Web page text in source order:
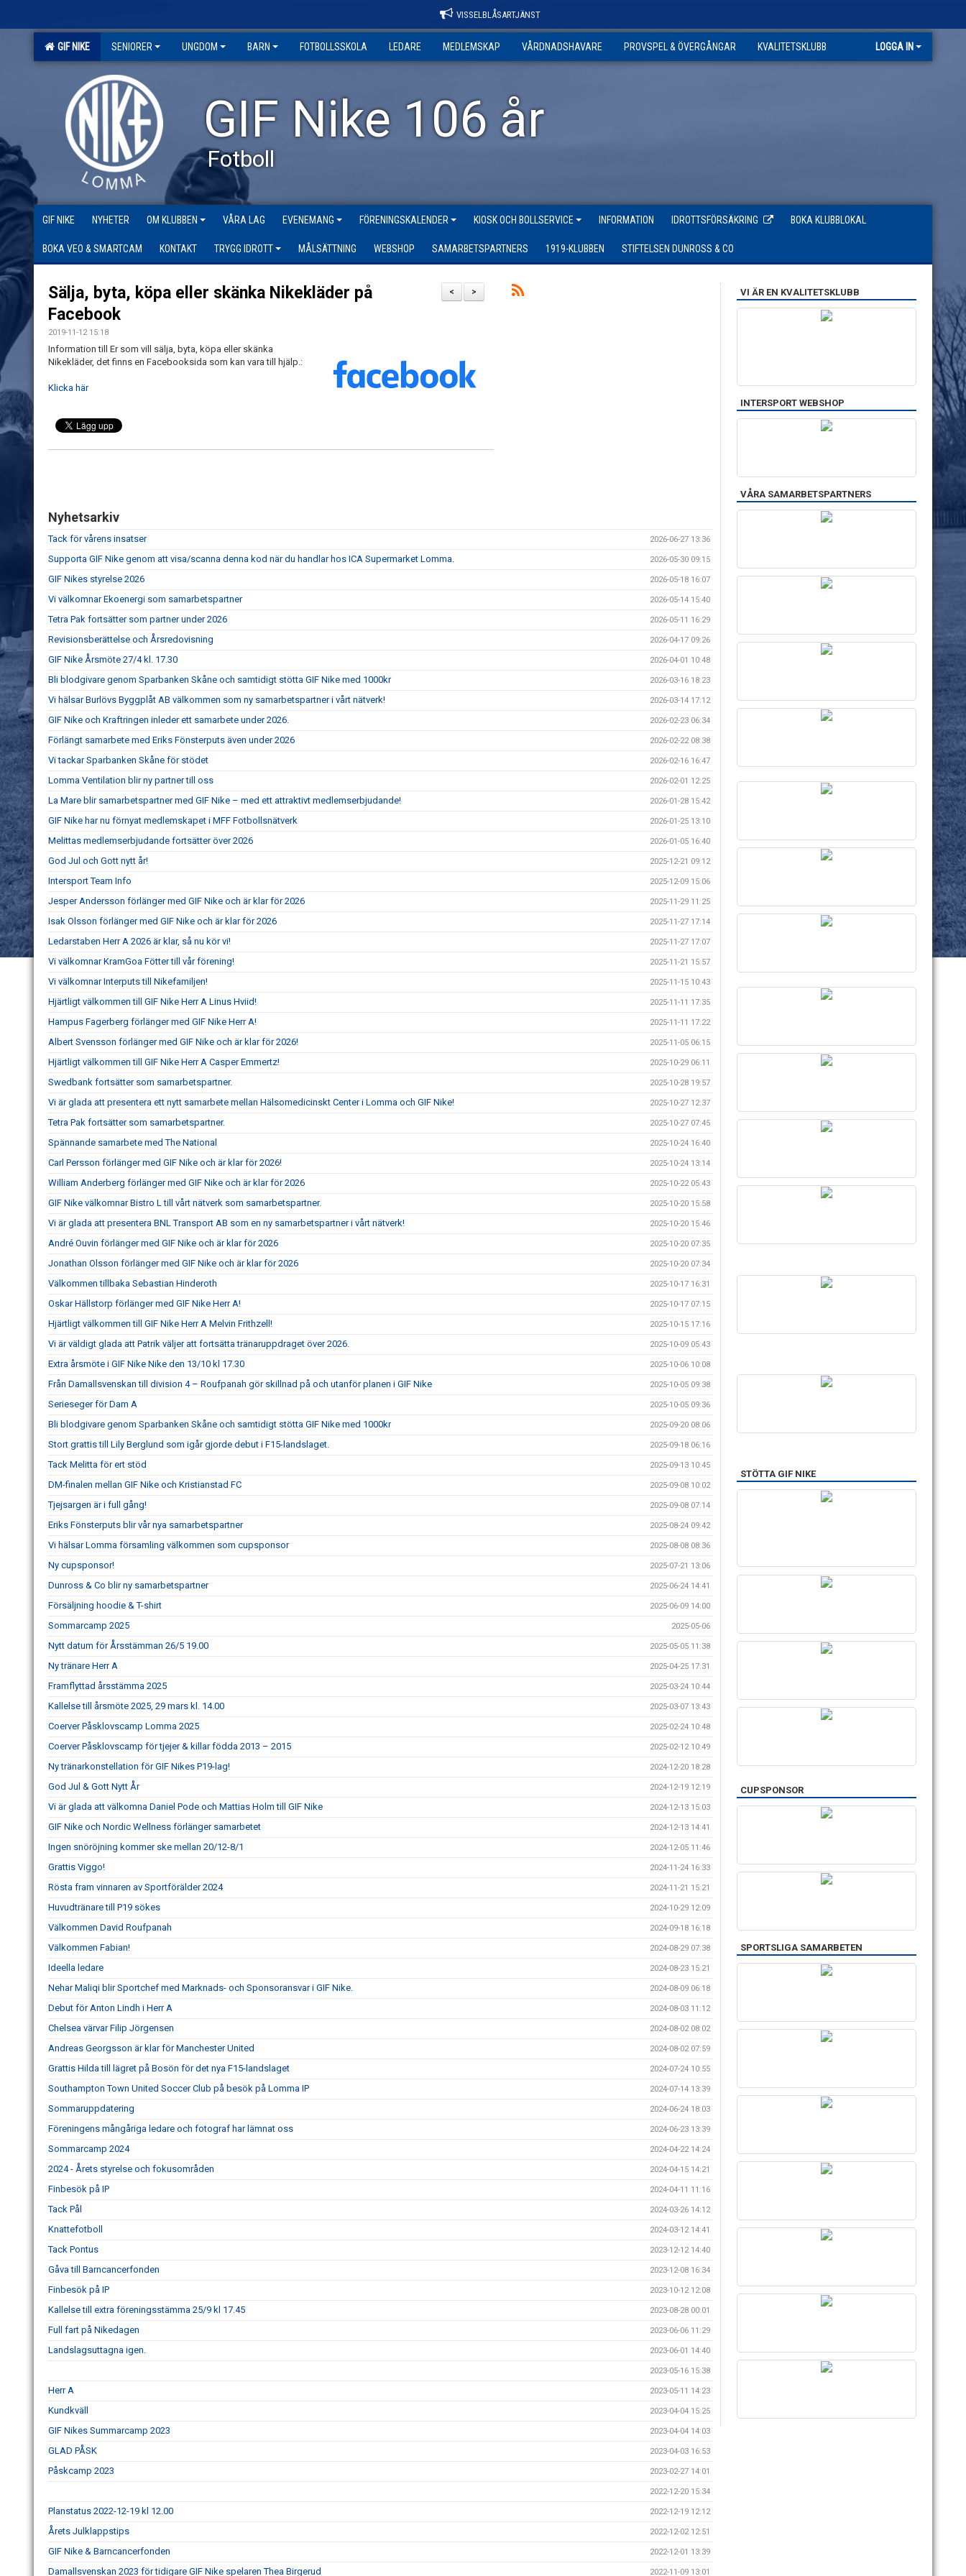
VISSELBLÅSARTJÄNST
GIF NIKE SENIORER UNGDOM BARN FOTBOLLSSKOLA LEDARE MEDLEMSKAP VÅRDNADSHAVARE PROVSPEL & ÖVERGÅNGAR KVALITETSKLUBB LOGGA IN
GIF Nike 106 år
Fotboll
GIF NIKE NYHETER OM KLUBBEN VÅRA LAG EVENEMANG FÖRENINGSKALENDER KIOSK OCH BOLLSERVICE INFORMATION IDROTTSFÖRSÄKRING BOKA KLUBBLOKAL
BOKA VEO & SMARTCAM KONTAKT TRYGG IDROTT MÅLSÄTTNING WEBSHOP SAMARBETSPARTNERS 1919-KLUBBEN STIFTELSEN DUNROSS & CO
>
<
Sälja, byta, köpa eller skänka Nikekläder på
Facebook
2019-11-12 15:18
Information till Er som vill sälja, byta, köpa eller skänka
Nikekläder, det finns en Facebooksida som kan vara till hjälp.:
Klicka här
Nyhetsarkiv
Tack för vårens insatser 2026-06-27 13:36
Supporta GIF Nike genom att visa/scanna denna kod när du handlar hos ICA Supermarket Lomma. 2026-05-30 09:15
GIF Nikes styrelse 2026 2026-05-18 16:07
Vi välkomnar Ekoenergi som samarbetspartner 2026-05-14 15:40
Tetra Pak fortsätter som partner under 2026 2026-05-11 16:29
Revisionsberättelse och Årsredovisning 2026-04-17 09:26
GIF Nike Årsmöte 27/4 kl. 17.30 2026-04-01 10:48
Bli blodgivare genom Sparbanken Skåne och samtidigt stötta GIF Nike med 1000kr 2026-03-16 18:23
Vi hälsar Burlövs Byggplåt AB välkommen som ny samarbetspartner i vårt nätverk! 2026-03-14 17:12
GIF Nike och Kraftringen inleder ett samarbete under 2026. 2026-02-23 06:34
Förlängt samarbete med Eriks Fönsterputs även under 2026 2026-02-22 08:38
Vi tackar Sparbanken Skåne för stödet 2026-02-16 16:47
Lomma Ventilation blir ny partner till oss 2026-02-01 12:25
La Mare blir samarbetspartner med GIF Nike – med ett attraktivt medlemserbjudande! 2026-01-28 15:42
GIF Nike har nu förnyat medlemskapet i MFF Fotbollsnätverk 2026-01-25 13:10
Melittas medlemserbjudande fortsätter över 2026 2026-01-05 16:40
God Jul och Gott nytt år! 2025-12-21 09:12
Intersport Team Info 2025-12-09 15:06
Jesper Andersson förlänger med GIF Nike och är klar för 2026 2025-11-29 11:25
Isak Olsson förlänger med GIF Nike och är klar för 2026 2025-11-27 17:14
Ledarstaben Herr A 2026 är klar, så nu kör vi! 2025-11-27 17:07
Vi välkomnar KramGoa Fötter till vår förening! 2025-11-21 15:57
Vi välkomnar Interputs till Nikefamiljen! 2025-11-15 10:43
Hjärtligt välkommen till GIF Nike Herr A Linus Hviid! 2025-11-11 17:35
Hampus Fagerberg förlänger med GIF Nike Herr A! 2025-11-11 17:22
Albert Svensson förlänger med GIF Nike och är klar för 2026! 2025-11-05 06:15
Hjärtligt välkommen till GIF Nike Herr A Casper Emmertz! 2025-10-29 06:11
Swedbank fortsätter som samarbetspartner. 2025-10-28 19:57
Vi är glada att presentera ett nytt samarbete mellan Hälsomedicinskt Center i Lomma och GIF Nike! 2025-10-27 12:37
Tetra Pak fortsätter som samarbetspartner. 2025-10-27 07:45
Spännande samarbete med The National 2025-10-24 16:40
Carl Persson förlänger med GIF Nike och är klar för 2026! 2025-10-24 13:14
William Anderberg förlänger med GIF Nike och är klar för 2026 2025-10-22 05:43
GIF Nike välkomnar Bistro L till vårt nätverk som samarbetspartner. 2025-10-20 15:58
Vi är glada att presentera BNL Transport AB som en ny samarbetspartner i vårt nätverk! 2025-10-20 15:46
André Ouvin förlänger med GIF Nike och är klar för 2026 2025-10-20 07:35
Jonathan Olsson förlänger med GIF Nike och är klar för 2026 2025-10-20 07:34
Välkommen tillbaka Sebastian Hinderoth 2025-10-17 16:31
Oskar Hällstorp förlänger med GIF Nike Herr A! 2025-10-17 07:15
Hjärtligt välkommen till GIF Nike Herr A Melvin Frithzell! 2025-10-15 17:16
Vi är väldigt glada att Patrik väljer att fortsätta tränaruppdraget över 2026. 2025-10-09 05:43
Extra årsmöte i GIF Nike Nike den 13/10 kl 17.30 2025-10-06 10:08
Från Damallsvenskan till division 4 – Roufpanah gör skillnad på och utanför planen i GIF Nike 2025-10-05 09:38
Serieseger för Dam A 2025-10-05 09:36
Bli blodgivare genom Sparbanken Skåne och samtidigt stötta GIF Nike med 1000kr 2025-09-20 08:06
Stort grattis till Lily Berglund som igår gjorde debut i F15-landslaget. 2025-09-18 06:16
Tack Melitta för ert stöd 2025-09-13 10:45
DM-finalen mellan GIF Nike och Kristianstad FC 2025-09-08 10:02
Tjejsargen är i full gång! 2025-09-08 07:14
Eriks Fönsterputs blir vår nya samarbetspartner 2025-08-24 09:42
Vi hälsar Lomma församling välkommen som cupsponsor 2025-08-08 08:36
Ny cupsponsor! 2025-07-21 13:06
Dunross & Co blir ny samarbetspartner 2025-06-24 14:41
Försäljning hoodie & T-shirt 2025-06-09 14:00
Sommarcamp 2025 2025-05-06
Nytt datum för Årsstämman 26/5 19.00 2025-05-05 11:38
Ny tränare Herr A 2025-04-25 17:31
Framflyttad årsstämma 2025 2025-03-24 10:44
Kallelse till årsmöte 2025, 29 mars kl. 14.00 2025-03-07 13:43
Coerver Påsklovscamp Lomma 2025 2025-02-24 10:48
Coerver Påsklovscamp för tjejer & killar födda 2013 – 2015 2025-02-12 10:49
Ny tränarkonstellation för GIF Nikes P19-lag! 2024-12-20 18:28
God Jul & Gott Nytt År 2024-12-19 12:19
Vi är glada att välkomna Daniel Pode och Mattias Holm till GIF Nike 2024-12-13 15:03
GIF Nike och Nordic Wellness förlänger samarbetet 2024-12-13 14:41
Ingen snöröjning kommer ske mellan 20/12-8/1 2024-12-05 11:46
Grattis Viggo! 2024-11-24 16:33
Rösta fram vinnaren av Sportförälder 2024 2024-11-21 15:21
Huvudtränare till P19 sökes 2024-10-29 12:09
Välkommen David Roufpanah 2024-09-18 16:18
Välkommen Fabian! 2024-08-29 07:38
Ideella ledare 2024-08-23 15:21
Nehar Maliqi blir Sportchef med Marknads- och Sponsoransvar i GIF Nike. 2024-08-09 06:18
Debut för Anton Lindh i Herr A 2024-08-03 11:12
Chelsea värvar Filip Jörgensen 2024-08-02 08:02
Andreas Georgsson är klar för Manchester United 2024-08-02 07:59
Grattis Hilda till lägret på Bosön för det nya F15-landslaget 2024-07-24 10:55
Southampton Town United Soccer Club på besök på Lomma IP 2024-07-14 13:39
Sommaruppdatering 2024-06-24 18:03
Föreningens mångåriga ledare och fotograf har lämnat oss 2024-06-23 13:39
Sommarcamp 2024 2024-04-22 14:24
2024 - Årets styrelse och fokusområden 2024-04-15 14:21
Finbesök på IP 2024-04-11 11:16
Tack Pål 2024-03-26 14:12
Knattefotboll 2024-03-12 14:41
Tack Pontus 2023-12-12 14:40
Gåva till Barncancerfonden 2023-12-08 16:34
Finbesök på IP 2023-10-12 12:08
Kallelse till extra föreningsstämma 25/9 kl 17.45 2023-08-28 00:01
Full fart på Nikedagen 2023-06-06 11:29
Landslagsuttagna igen. 2023-06-01 14:40
2023-05-16 15:38
Herr A 2023-05-11 14:23
Kundkväll 2023-04-04 15:25
GIF Nikes Summarcamp 2023 2023-04-04 14:03
GLAD PÅSK 2023-04-03 16:53
Påskcamp 2023 2023-02-27 14:01
2022-12-20 15:34
Planstatus 2022-12-19 kl 12.00 2022-12-19 12:12
Årets Julklappstips 2022-12-02 12:51
GIF Nike & Barncancerfonden 2022-12-01 13:39
Damallsvenskan 2023 för tidigare GIF Nike spelaren Thea Birgerud 2022-11-09 13:01
VI ÄR EN KVALITETSKLUBB
INTERSPORT WEBSHOP
VÅRA SAMARBETSPARTNERS
STÖTTA GIF NIKE
CUPSPONSOR
SPORTSLIGA SAMARBETEN